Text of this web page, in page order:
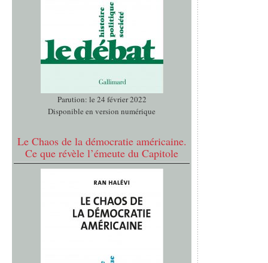
Parution: le 24 février 2022
Disponible en version numérique
Le Chaos de la démocratie américaine.
Ce que révèle l’émeute du Capitole